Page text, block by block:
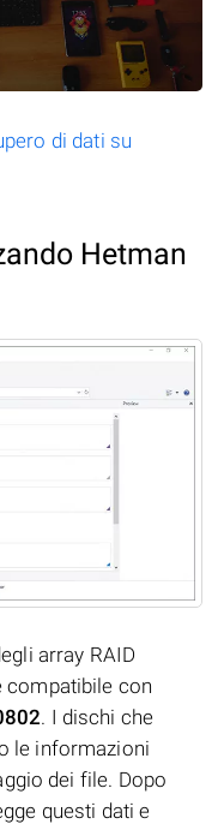
di dati su
Hetman
array RAID
compatibile con
. I dischi che
le informazioni
dei file. Dopo
questi dati e